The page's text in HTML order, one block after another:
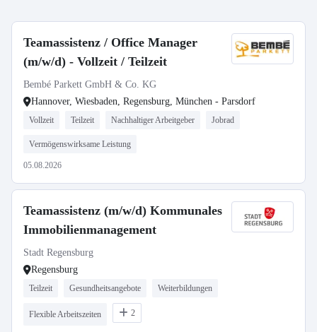
Teamassistenz / Office Manager
(m/w/d) - Vollzeit / Teilzeit
Bembé Parkett GmbH & Co. KG
Hannover, Wiesbaden, Regensburg, München - Parsdorf
Vollzeit Teilzeit Nachhaltiger Arbeitgeber Jobrad
Vermögenswirksame Leistung
05.08.2026
Teamassistenz (m/w/d) Kommunales
Immobilienmanagement
Stadt Regensburg
Regensburg
Teilzeit Gesundheitsangebote Weiterbildungen
Flexible Arbeitszeiten 2